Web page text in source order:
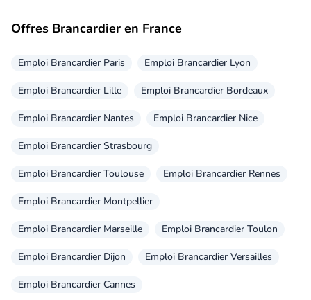
Offres Brancardier en France
Emploi Brancardier Paris Emploi Brancardier Lyon
Emploi Brancardier Lille Emploi Brancardier Bordeaux
Emploi Brancardier Nantes Emploi Brancardier Nice
Emploi Brancardier Strasbourg
Emploi Brancardier Toulouse Emploi Brancardier Rennes
Emploi Brancardier Montpellier
Emploi Brancardier Marseille Emploi Brancardier Toulon
Emploi Brancardier Dijon Emploi Brancardier Versailles
Emploi Brancardier Cannes